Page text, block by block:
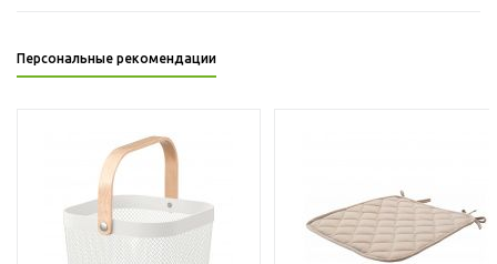
Персональные рекомендации